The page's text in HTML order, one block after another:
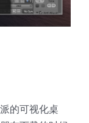
的可视化桌